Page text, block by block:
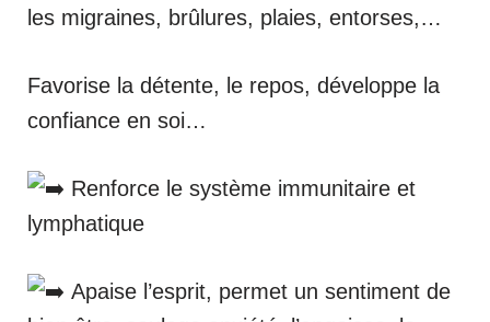
les migraines, brûlures, plaies, entorses,…
Favorise la détente, le repos, développe la
confiance en soi…
Renforce le système immunitaire et
lymphatique
Apaise l’esprit, permet un sentiment de